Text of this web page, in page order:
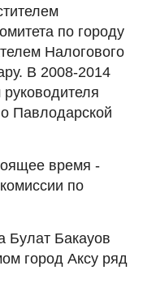
по городу
Налогового
В 2008-2014
Павлодарской
время -
по
Булат Бакауов
город Аксу ряд